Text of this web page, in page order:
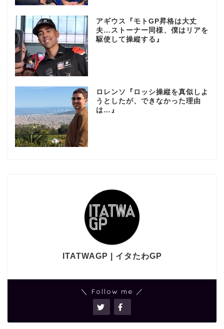
アギウス『モトGP昇格は大丈
夫…ストーナー同様、僕はリアを
駆使して操縦する』
ロレンソ『ロッシ操縦を真似しよ
うとしたが、できなかった理由
は…』
ITATWAGP | イタたわGP
＼ Follow me ／